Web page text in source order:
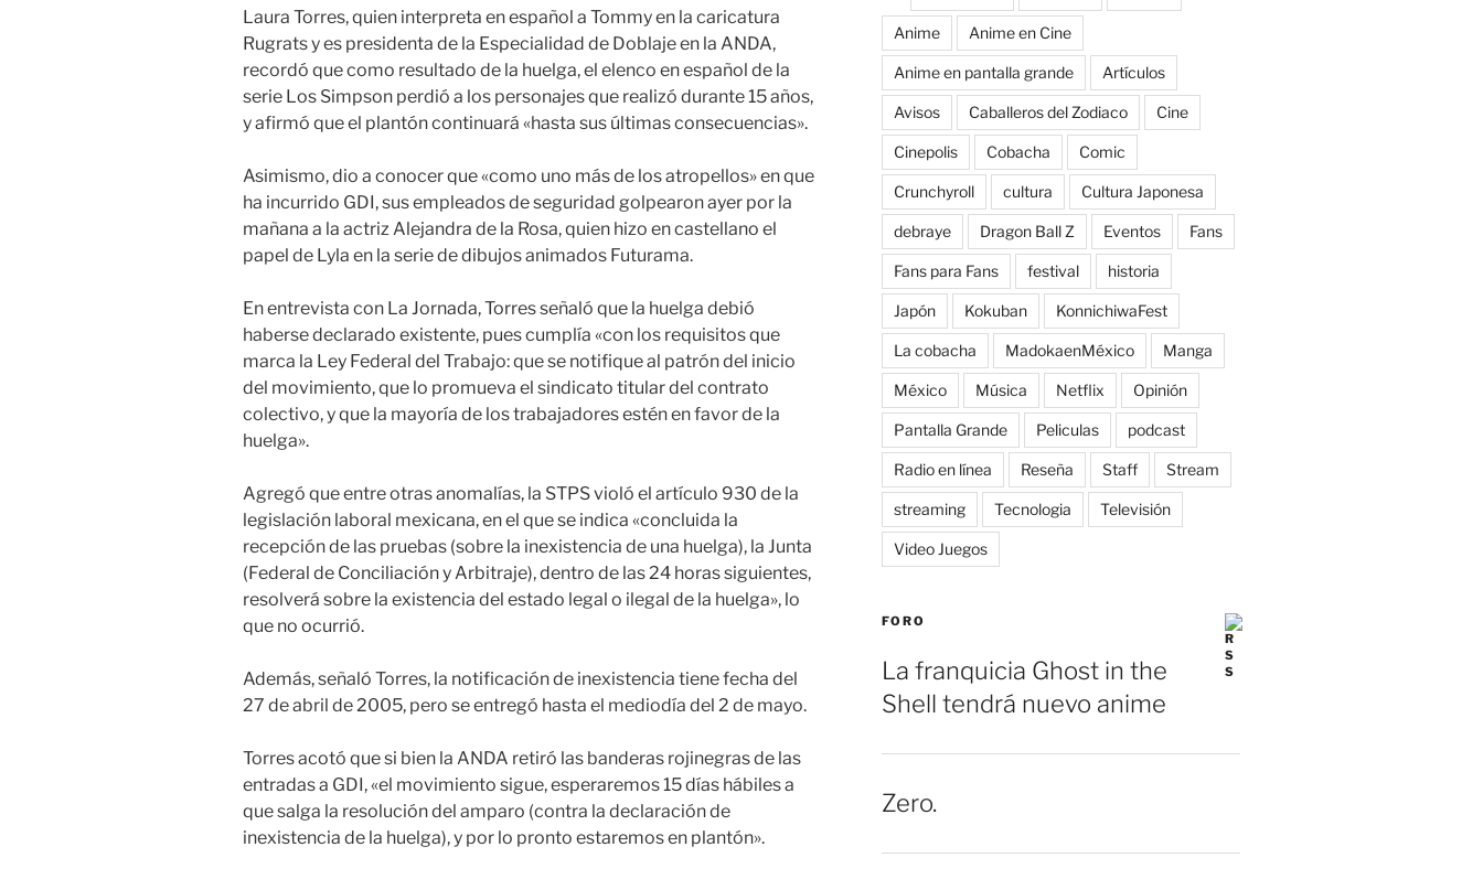
Laura Torres, quien interpreta en español a Tommy en la caricatura
Rugrats y es presidenta de la Especialidad de Doblaje en la ANDA,
recordó que como resultado de la huelga, el elenco en español de la
serie Los Simpson perdió a los personajes que realizó durante 15 años,
y afirmó que el plantón continuará «hasta sus últimas consecuencias».
Asimismo, dio a conocer que «como uno más de los atropellos» en que
ha incurrido GDI, sus empleados de seguridad golpearon ayer por la
mañana a la actriz Alejandra de la Rosa, quien hizo en castellano el
papel de Lyla en la serie de dibujos animados Futurama.
En entrevista con La Jornada, Torres señaló que la huelga debió
haberse declarado existente, pues cumplía «con los requisitos que
marca la Ley Federal del Trabajo: que se notifique al patrón del inicio
del movimiento, que lo promueva el sindicato titular del contrato
colectivo, y que la mayoría de los trabajadores estén en favor de la
huelga».
Agregó que entre otras anomalías, la STPS violó el artículo 930 de la
legislación laboral mexicana, en el que se indica «concluida la
recepción de las pruebas (sobre la inexistencia de una huelga), la Junta
(Federal de Conciliación y Arbitraje), dentro de las 24 horas siguientes,
resolverá sobre la existencia del estado legal o ilegal de la huelga», lo
que no ocurrió.
Además, señaló Torres, la notificación de inexistencia tiene fecha del
27 de abril de 2005, pero se entregó hasta el mediodía del 2 de mayo.
Torres acotó que si bien la ANDA retiró las banderas rojinegras de las
entradas a GDI, «el movimiento sigue, esperaremos 15 días hábiles a
que salga la resolución del amparo (contra la declaración de
inexistencia de la huelga), y por lo pronto estaremos en plantón».
Anime Anime en Cine
Anime en pantalla grande Artículos
Avisos Caballeros del Zodiaco Cine
Cinepolis Cobacha Comic
Crunchyroll cultura Cultura Japonesa
debraye Dragon Ball Z Eventos Fans
Fans para Fans festival historia
Japón Kokuban KonnichiwaFest
La cobacha MadokaenMéxico Manga
México Música Netflix Opinión
Pantalla Grande Peliculas podcast
Radio en línea Reseña Staff Stream
streaming Tecnologia Televisión
Video Juegos
FORO
La franquicia Ghost in the
Shell tendrá nuevo anime
Zero.